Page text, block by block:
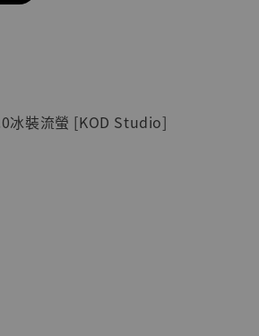
冰裝流螢 [KOD Studio]